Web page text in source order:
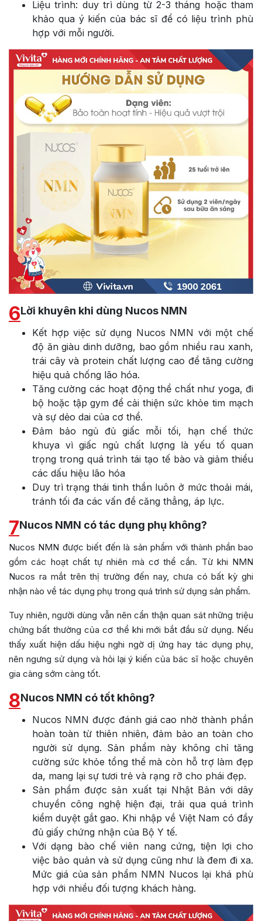
Liệu trình: duy trì dùng từ 2-3 tháng hoặc tham
khảo qua ý kiến của bác sĩ để có liệu trình phù
hợp với mỗi người.
6Lời khuyên khi dùng Nucos NMN
Kết hợp việc sử dụng Nucos NMN với một chế
độ ăn giàu dinh dưỡng, bao gồm nhiều rau xanh,
trái cây và protein chất lượng cao để tăng cường
hiệu quả chống lão hóa.
Tăng cường các hoạt động thể chất như yoga, đi
bộ hoặc tập gym để cải thiện sức khỏe tim mạch
và sự dẻo dai của cơ thể.
Đảm bảo ngủ đủ giấc mỗi tối, hạn chế thức
khuya vì giấc ngủ chất lượng là yếu tố quan
trọng trong quá trình tái tạo tế bào và giảm thiểu
các dấu hiệu lão hóa
Duy trì trạng thái tinh thần luôn ở mức thoải mái,
tránh tối đa các vấn đề căng thẳng, áp lực.
7Nucos NMN có tác dụng phụ không?
Nucos NMN được biết đến là sản phẩm với thành phần bao
gồm các hoạt chất tự nhiên mà cơ thể cần. Từ khi NMN
Nucos ra mắt trên thị trường đến nay, chưa có bất kỳ ghi
nhận nào về tác dụng phụ trong quá trình sử dụng sản phẩm.
Tuy nhiên, người dùng vẫn nên cẩn thận quan sát những triệu
chứng bất thường của cơ thể khi mới bắt đầu sử dụng. Nếu
thấy xuất hiện dấu hiệu nghi ngờ dị ứng hay tác dụng phụ,
nên ngưng sử dụng và hỏi lại ý kiến của bác sĩ hoặc chuyên
gia càng sớm càng tốt.
8Nucos NMN có tốt không?
Nucos NMN được đánh giá cao nhờ thành phần
hoàn toàn từ thiên nhiên, đảm bảo an toàn cho
người sử dụng. Sản phẩm này không chỉ tăng
cường sức khỏe tổng thể mà còn hỗ trợ làm đẹp
da, mang lại sự tươi trẻ và rạng rỡ cho phái đẹp.
Sản phẩm được sản xuất tại Nhật Bản với dây
chuyền công nghệ hiện đại, trải qua quá trình
kiểm duyệt gắt gao. Khi nhập về Việt Nam có đầy
đủ giấy chứng nhận của Bộ Y tế.
Với dạng bào chế viên nang cứng, tiện lợi cho
việc bảo quản và sử dụng cũng như là đem đi xa.
Mức giá của sản phẩm NMN Nucos lại khá phù
hợp với nhiều đối tượng khách hàng.